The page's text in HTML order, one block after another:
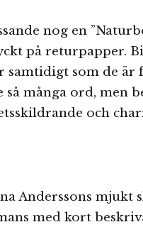
nog en
på returpapper.
samtidigt som de är
många ord, men
och
Anderssons mjukt
med kort